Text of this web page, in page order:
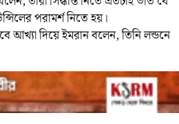
পরামর্শ নিতে হয়।
আখ্যা দিয়ে ইমরান বলেন, তিনি লন্ডনে